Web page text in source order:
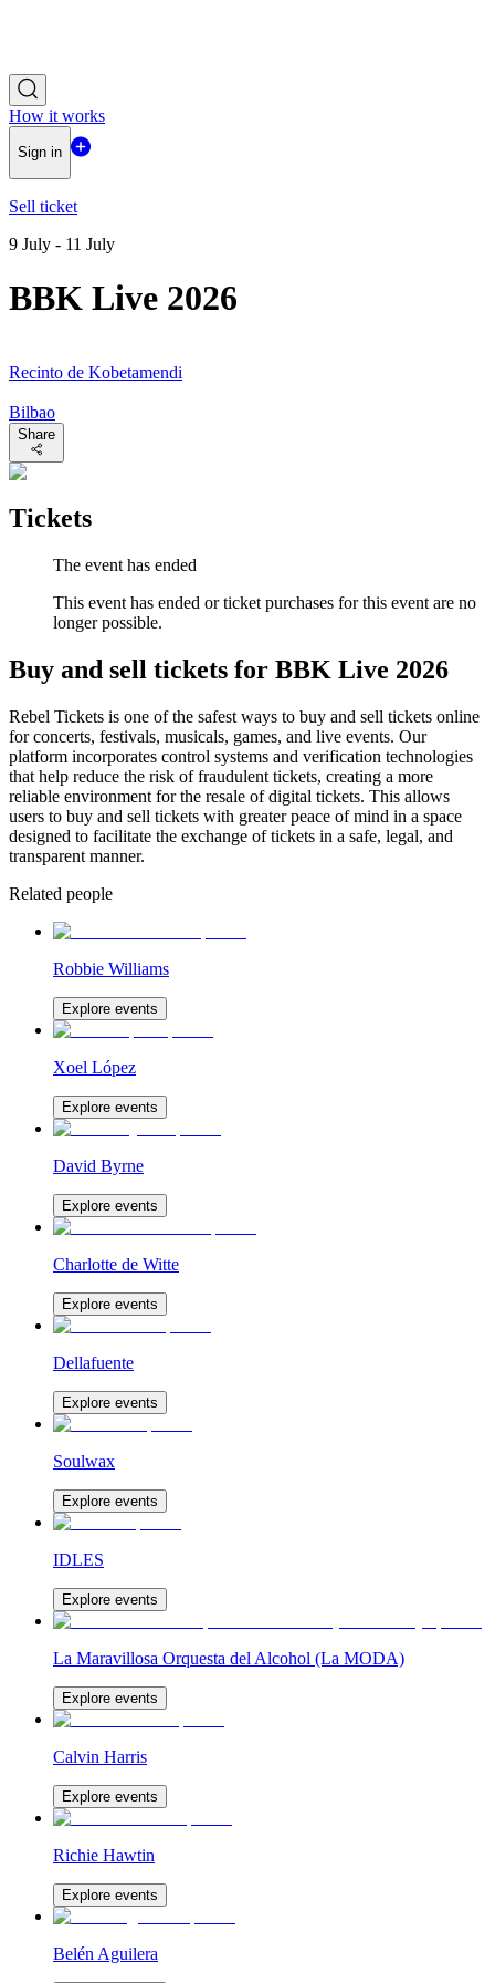
How it works
Sign in
Sell ticket
9 July - 11 July
BBK Live 2026
Recinto de Kobetamendi
Bilbao
Share
Tickets
The event has ended
This event has ended or ticket purchases for this event are no
longer possible.
Buy and sell tickets for BBK Live 2026
Rebel Tickets is one of the safest ways to buy and sell tickets online
for concerts, festivals, musicals, games, and live events. Our
platform incorporates control systems and verification technologies
that help reduce the risk of fraudulent tickets, creating a more
reliable environment for the resale of digital tickets. This allows
users to buy and sell tickets with greater peace of mind in a space
designed to facilitate the exchange of tickets in a safe, legal, and
transparent manner.
Related people
Robbie Williams
Explore events
Xoel López
Explore events
David Byrne
Explore events
Charlotte de Witte
Explore events
Dellafuente
Explore events
Soulwax
Explore events
IDLES
Explore events
La Maravillosa Orquesta del Alcohol (La MODA)
Explore events
Calvin Harris
Explore events
Richie Hawtin
Explore events
Belén Aguilera